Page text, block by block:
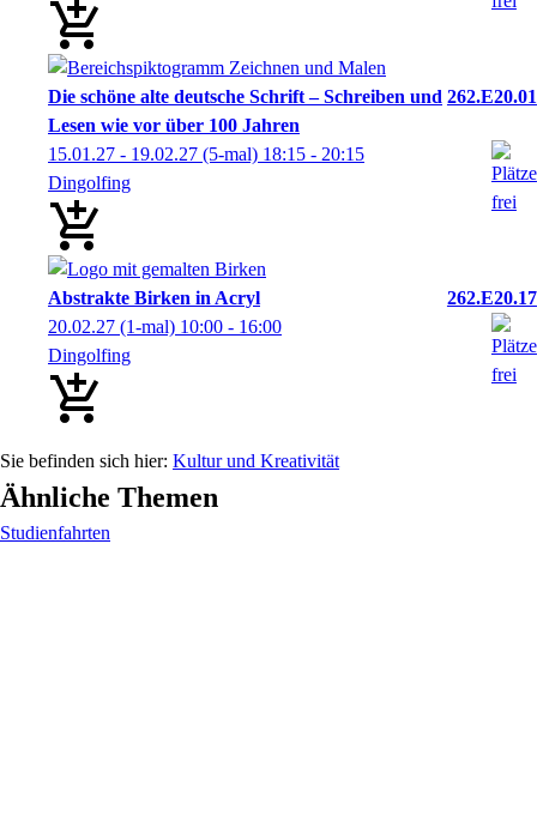
Die schöne alte deutsche Schrift – Schreiben und
Lesen wie vor über 100 Jahren
262.E20.01
15.01.27 - 19.02.27 (5-mal) 18:15 - 20:15
Dingolfing
Abstrakte Birken in Acryl
262.E20.17
20.02.27 (1-mal) 10:00 - 16:00
Dingolfing
Kultur und Kreativität
Ähnliche Themen
Studienfahrten